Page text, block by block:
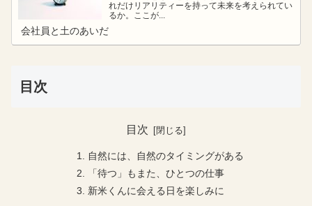
れだけリアリティーを持って未来を考えられてい
るか。ここが...
会社員と土のあいだ
目次
目次
自然には、自然のタイミングがある
「待つ」もまた、ひとつの仕事
新米くんに会える日を楽しみに